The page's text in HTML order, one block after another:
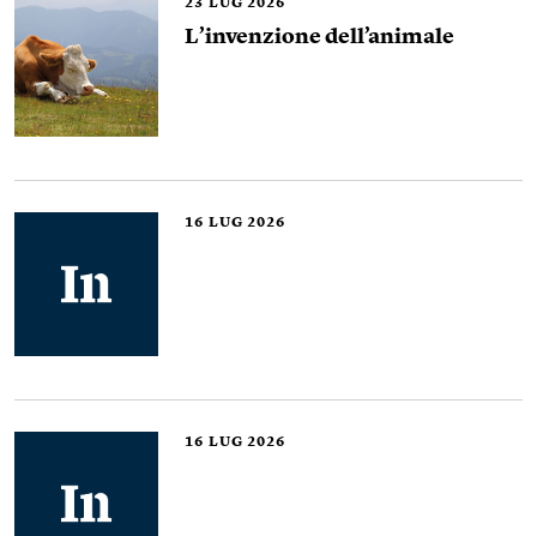
23 LUG 2026
L’invenzione dell’animale
16 LUG 2026
16 LUG 2026